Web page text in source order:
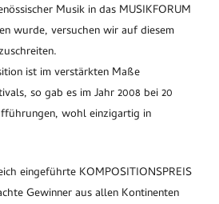
Musik in das MUSIKFORUM
wurde, versuchen wir auf diesem
ist im verstärkten Maße
so gab es im Jahr 2008 bei 20
wohl einzigartig in
eingeführte KOMPOSITIONSPREIS
Gewinner aus allen Kontinenten